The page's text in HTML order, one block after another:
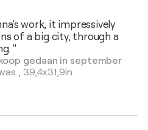
work, it impressively
of a big city, through a
"
gedaan in september
, 39,4x31,9in